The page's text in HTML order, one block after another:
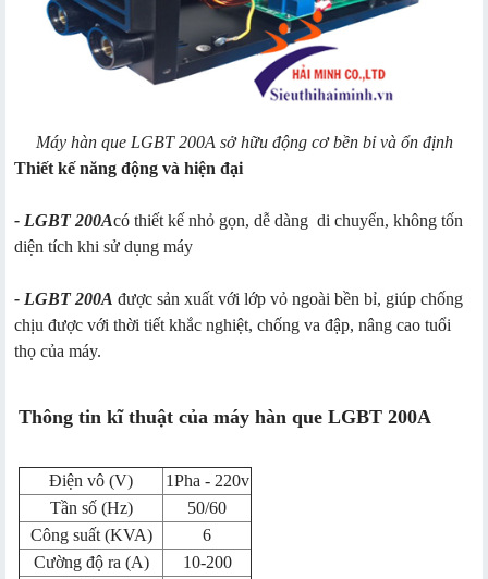
Máy hàn que LGBT 200A sở hữu động cơ bền bỉ và ổn định
Thiết kế năng động và hiện đại
- LGBT 200Acó thiết kế nhỏ gọn, dễ dàng di chuyển, không tốn
diện tích khi sử dụng máy
- LGBT 200A được sản xuất với lớp vỏ ngoài bền bỉ, giúp chống
chịu được với thời tiết khắc nghiệt, chống va đập, nâng cao tuổi
thọ của máy.
Thông tin kĩ thuật của máy hàn que LGBT 200A
Điện vô (V)
1Pha - 220v
Tần số (Hz)
50/60
Công suất (KVA)
6
Cường độ ra (A)
10-200